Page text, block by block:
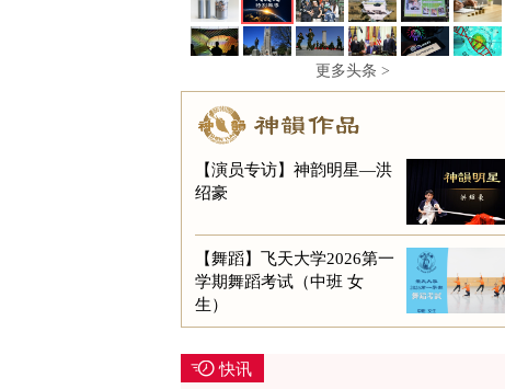
更多头条 >
【演员专访】神韵明星—洪
绍豪
【舞蹈】飞天大学2026第一
学期舞蹈考试（中班 女
生）
快讯